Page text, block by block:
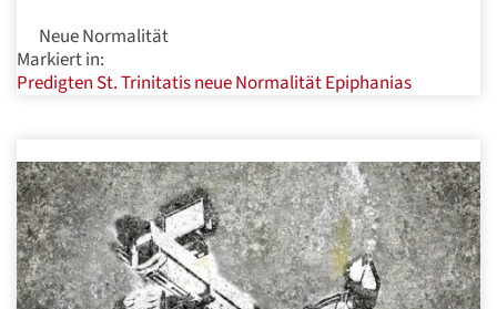
Neue Normalität
Markiert in:
Predigten St. Trinitatisneue NormalitätEpiphanias